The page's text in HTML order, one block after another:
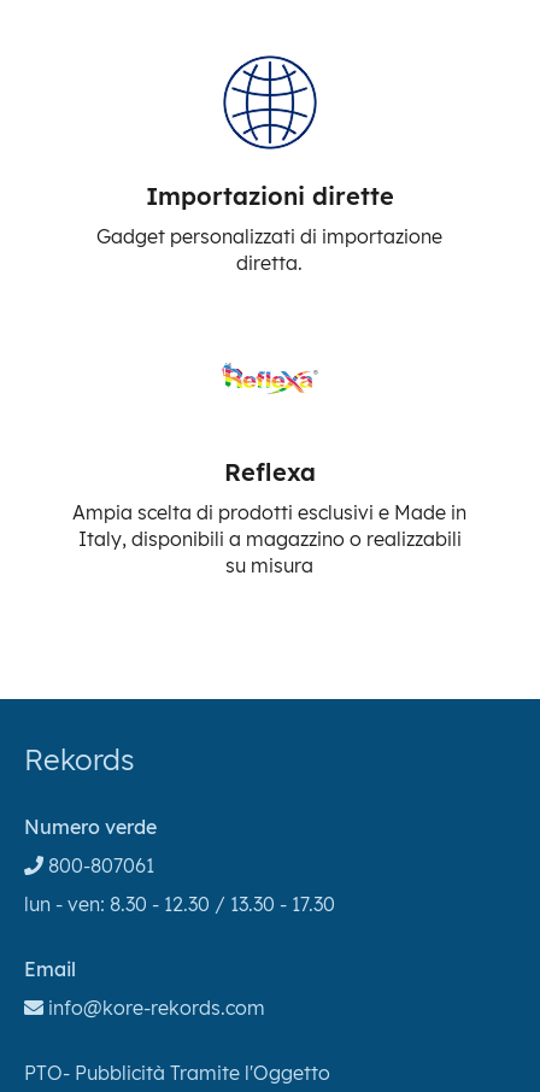
Importazioni dirette
Gadget personalizzati di importazione
diretta.
Reflexa
Ampia scelta di prodotti esclusivi e Made in
Italy, disponibili a magazzino o realizzabili
su misura
Rekords
Numero verde
800-807061
lun - ven: 8.30 - 12.30 / 13.30 - 17.30
Email
info@kore-rekords.com
PTO- Pubblicità Tramite l'Oggetto